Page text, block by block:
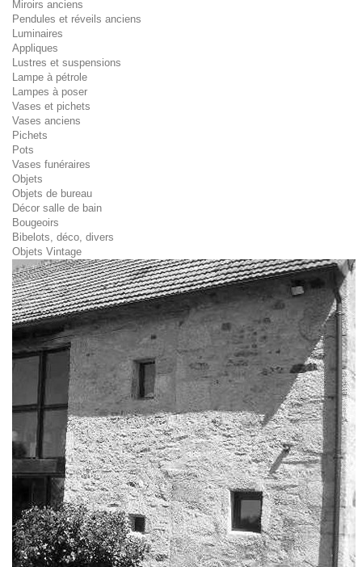
Miroirs anciens
Pendules et réveils anciens
Luminaires
Appliques
Lustres et suspensions
Lampe à pétrole
Lampes à poser
Vases et pichets
Vases anciens
Pichets
Pots
Vases funéraires
Objets
Objets de bureau
Décor salle de bain
Bougeoirs
Bibelots, déco, divers
Objets Vintage